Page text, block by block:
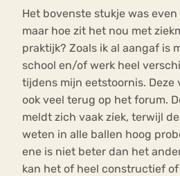
Het bovenste stukje was
maar hoe zit het nou met
praktijk? Zoals ik al aangaf is
school en/of werk heel
tijdens mijn eetstoornis. Deze
ook veel terug op het forum.
meldt zich vaak ziek, terwijl
weten in alle ballen hoog
ene is niet beter dan het
kan het of heel constructief